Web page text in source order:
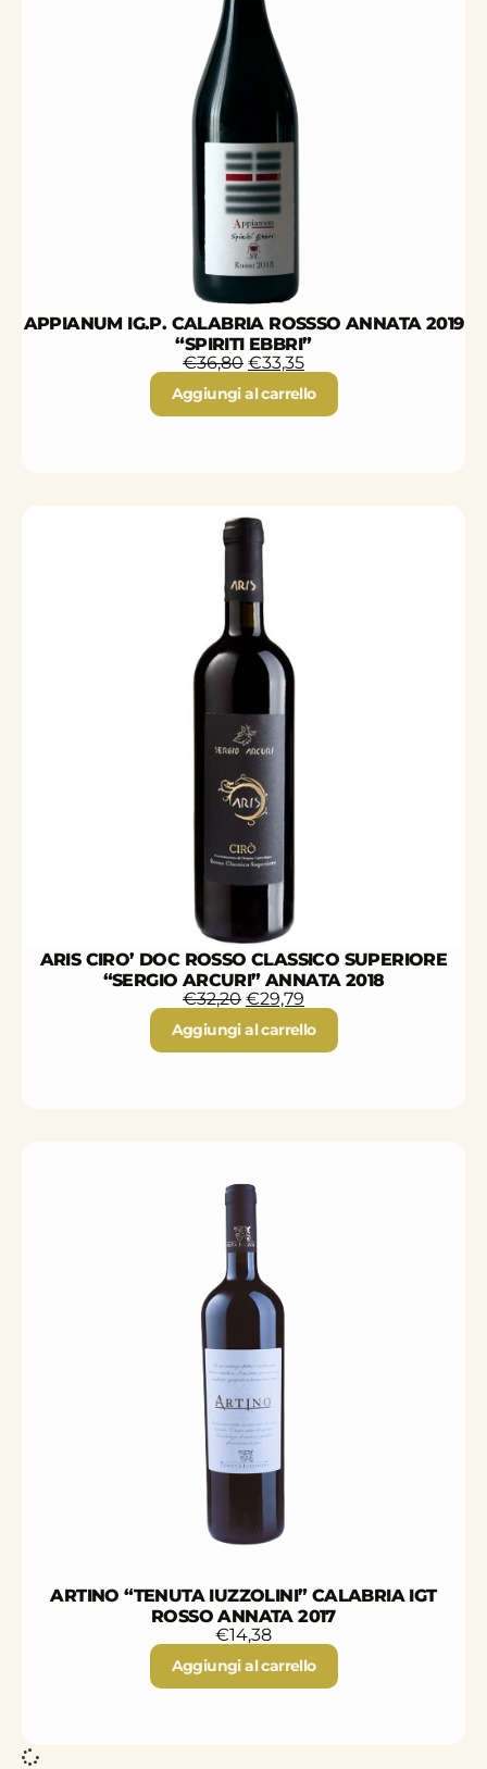
APPIANUM IG.P. CALABRIA ROSSSO ANNATA 2019
“SPIRITI EBBRI”
€36,80 €33,35
Aggiungi al carrello
ARIS CIRO’ DOC ROSSO CLASSICO SUPERIORE
“SERGIO ARCURI” ANNATA 2018
€32,20 €29,79
Aggiungi al carrello
ARTINO “TENUTA IUZZOLINI” CALABRIA IGT
ROSSO ANNATA 2017
€14,38
Aggiungi al carrello